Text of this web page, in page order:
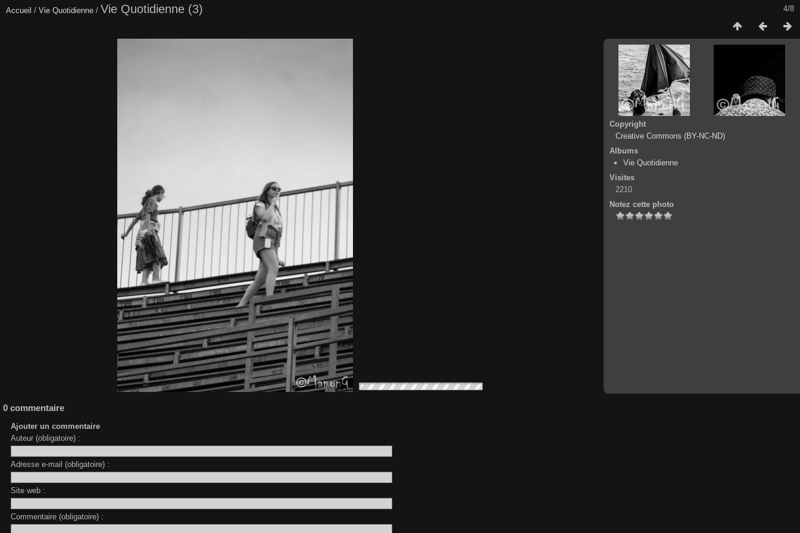
4/8
Accueil / Vie Quotidienne / Vie Quotidienne (3)
Copyright
Creative Commons (BY-NC-ND)
Albums
Vie Quotidienne
Visites
2210
Notez cette photo
0 commentaire
Ajouter un commentaire
Auteur (obligatoire) :
Adresse e-mail (obligatoire) :
Site web :
Commentaire (obligatoire) :